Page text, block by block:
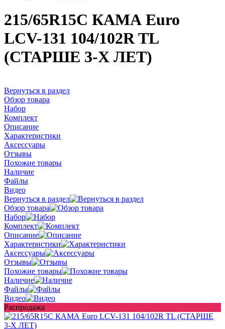
215/65R15C КАМА Euro
LCV-131 104/102R TL
(СТАРШЕ 3-Х ЛЕТ)
Вернуться в раздел
Обзор товара
Набор
Комплект
Описание
Характеристики
Аксессуары
Отзывы
Похожие товары
Наличие
Файлы
Видео
Вернуться в раздел
Обзор товара
Набор
Комплект
Описание
Характеристики
Аксессуары
Отзывы
Похожие товары
Наличие
Файлы
Видео
Распродажа